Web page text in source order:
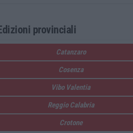
provinciali
Catanzaro
Cosenza
Vibo Valentia
Reggio Calabria
Crotone